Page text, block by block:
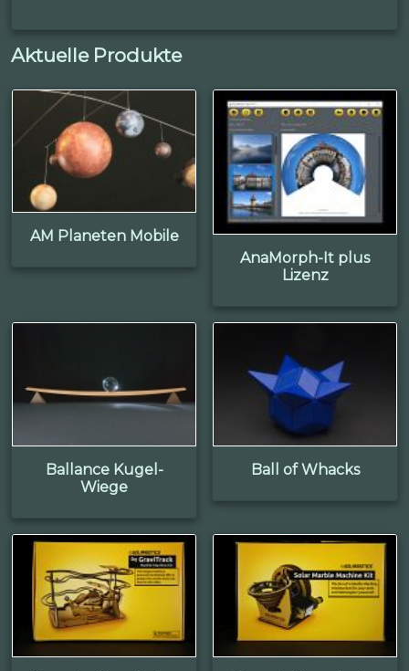
Aktuelle Produkte
AM Planeten Mobile
AnaMorph-It plus
Lizenz
Ballance Kugel-
Wiege
Ball of Whacks